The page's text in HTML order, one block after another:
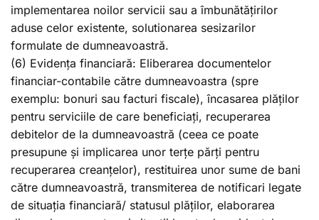
implementarea noilor servicii sau a îmbunătățirilor
aduse celor existente, solutionarea sesizarilor
formulate de dumneavoastră.
(6) Evidența financiară: Eliberarea documentelor
financiar-contabile către dumneavoastra (spre
exemplu: bonuri sau facturi fiscale), încasarea plăților
pentru serviciile de care beneficiați, recuperarea
debitelor de la dumneavoastră (ceea ce poate
presupune și implicarea unor terțe părți pentru
recuperarea creanțelor), restituirea unor sume de bani
către dumneavoastră, transmiterea de notificari legate
de situația financiară/ statusul plăților, elaborarea